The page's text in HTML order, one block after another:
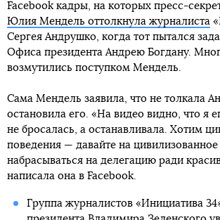
Facebook кадры, на которых пресс-
Юлия Мендель оттолкнула журналиста
Сергея Андрушко, когда тот пытался
Офиса президента Андрею Богдану.
возмутились поступком Мендель.
Сама Мендель заявила, что не толкала
остановила его. «На видео видно, что я
не бросалась, а останавливала. Хотим
поведения — давайте на цивилизованное
набрасываться на делегацию ради
написала она в Facebook.
Группа журналистов «Инициатива